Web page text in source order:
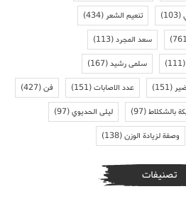
(103) تنعيم الشعر(434)
سعد المجرد(113)
(111) سلمى رشيد(167)
(151) عدد الاصابات(151) فن(427)
بالشكلاط(97) ليلى الحديوي(97)
وصفة لزيادة الوزن(138)
تصنيفات